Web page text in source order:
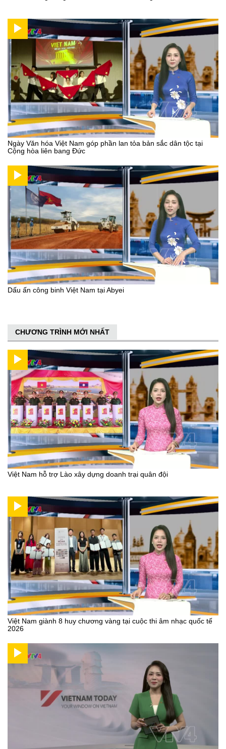
Ngày Văn hóa Việt Nam góp phần lan tỏa bản sắc dân tộc tại
Cộng hòa liên bang Đức
Dấu ấn công binh Việt Nam tại Abyei
CHƯƠNG TRÌNH MỚI NHẤT
Việt Nam hỗ trợ Lào xây dựng doanh trại quân đội
Việt Nam giành 8 huy chương vàng tại cuộc thi âm nhạc quốc tế
2026